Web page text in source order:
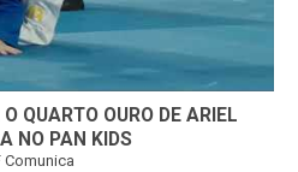
QUARTO OURO DE ARIEL
NO PAN KIDS
Comunica